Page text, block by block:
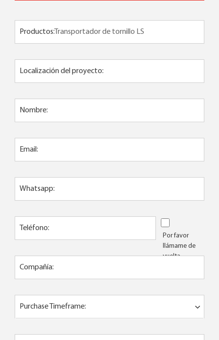
Productos:
Localización del proyecto:
Nombre:
Email:
Whatsapp:
Teléfono:
Por favor
llámame de
vuelta
Compañía:
Purchase Timeframe: